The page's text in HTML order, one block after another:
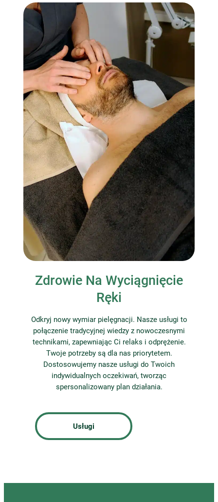
Zdrowie Na Wyciągnięcie
Ręki
Odkryj nowy wymiar pielęgnacji. Nasze usługi to
połączenie tradycyjnej wiedzy z nowoczesnymi
technikami, zapewniając Ci relaks i odprężenie.
Twoje potrzeby są dla nas priorytetem.
Dostosowujemy nasze usługi do Twoich
indywidualnych oczekiwań, tworząc
spersonalizowany plan działania.
Usługi